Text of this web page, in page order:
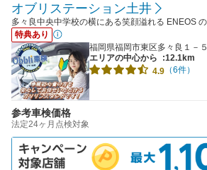
オブリステーション土井
多々良中央中学校の横にある笑顔溢れる ENEOS
特典あり
福岡県福岡市東区多々良１－
エリアの中心から
:12.1km
4.9 （6件）
参考車検価格
法定24ヶ月点検対象